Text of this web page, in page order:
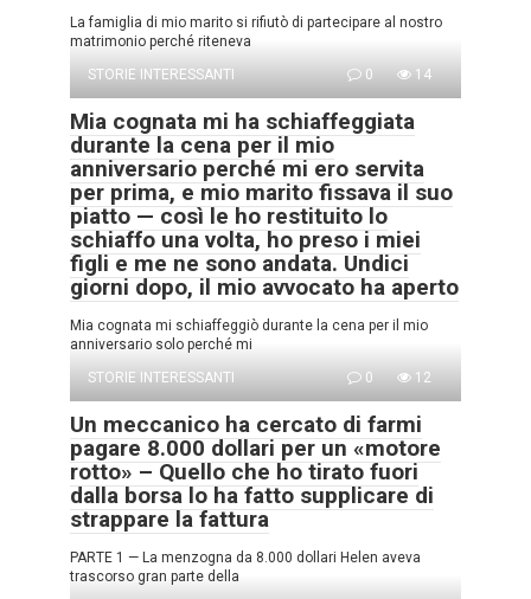
La famiglia di mio marito si rifiutò di partecipare al nostro
matrimonio perché riteneva
STORIE INTERESSANTI
0 14
Mia cognata mi ha schiaffeggiata
durante la cena per il mio
anniversario perché mi ero servita
per prima, e mio marito fissava il suo
piatto — così le ho restituito lo
schiaffo una volta, ho preso i miei
figli e me ne sono andata. Undici
giorni dopo, il mio avvocato ha aperto
Mia cognata mi schiaffeggiò durante la cena per il mio
anniversario solo perché mi
STORIE INTERESSANTI
0 12
Un meccanico ha cercato di farmi
pagare 8.000 dollari per un «motore
rotto» – Quello che ho tirato fuori
dalla borsa lo ha fatto supplicare di
strappare la fattura
PARTE 1 — La menzogna da 8.000 dollari Helen aveva
trascorso gran parte della